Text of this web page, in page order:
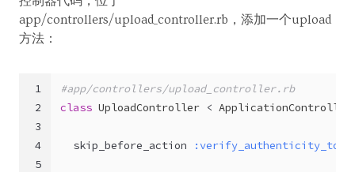
app/controllers/upload_controller.rb，添加一个upload
方法：
1
2
3
4
5
#app/controllers/upload_controller.rb
class UploadController < ApplicationController
  skip_before_action